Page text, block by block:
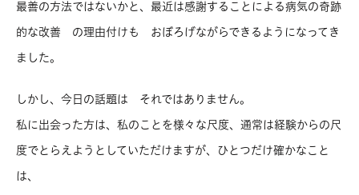
最善の方法ではないかと、最近は感謝することによる病気の奇跡
的な改善 の理由付けも おぼろげながらできるようになってき
ました。
しかし、今日の話題は それではありません。
私に出会った方は、私のことを様々な尺度、通常は経験からの尺
度でとらえようとしていただけますが、ひとつだけ確かなこと
は、